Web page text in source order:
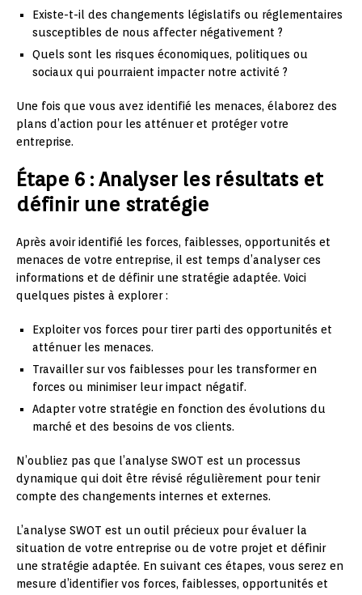
Existe-t-il des changements législatifs ou réglementaires
susceptibles de nous affecter négativement ?
Quels sont les risques économiques, politiques ou
sociaux qui pourraient impacter notre activité ?
Une fois que vous avez identifié les menaces, élaborez des
plans d’action pour les atténuer et protéger votre
entreprise.
Étape 6 : Analyser les résultats et
définir une stratégie
Après avoir identifié les forces, faiblesses, opportunités et
menaces de votre entreprise, il est temps d’analyser ces
informations et de définir une stratégie adaptée. Voici
quelques pistes à explorer :
Exploiter vos forces pour tirer parti des opportunités et
atténuer les menaces.
Travailler sur vos faiblesses pour les transformer en
forces ou minimiser leur impact négatif.
Adapter votre stratégie en fonction des évolutions du
marché et des besoins de vos clients.
N’oubliez pas que l’analyse SWOT est un processus
dynamique qui doit être révisé régulièrement pour tenir
compte des changements internes et externes.
L’analyse SWOT est un outil précieux pour évaluer la
situation de votre entreprise ou de votre projet et définir
une stratégie adaptée. En suivant ces étapes, vous serez en
mesure d’identifier vos forces, faiblesses, opportunités et